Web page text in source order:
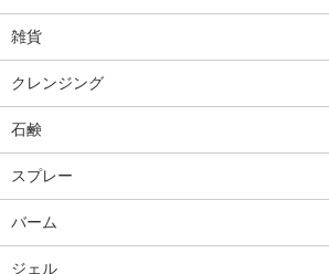
雑貨
クレンジング
石鹸
スプレー
バーム
ジェル